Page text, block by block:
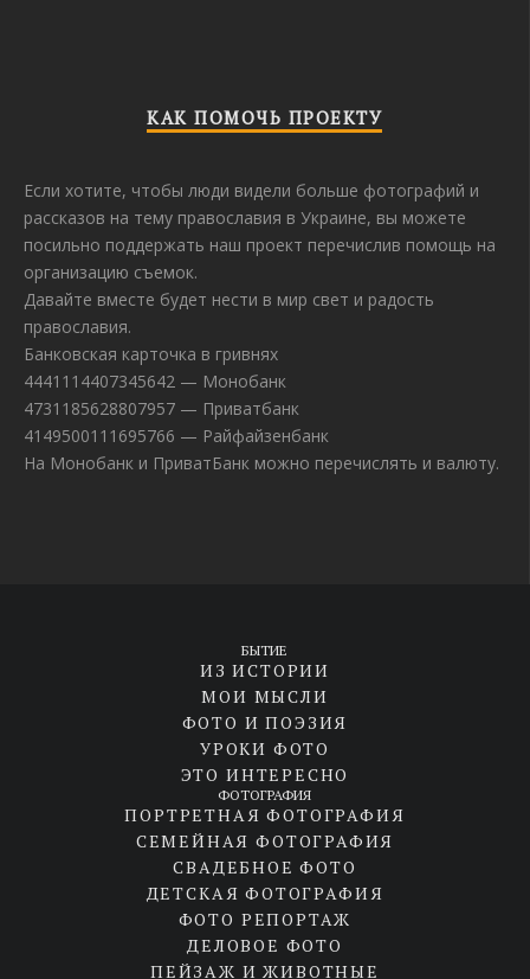
КАК ПОМОЧЬ ПРОЕКТУ
Если хотите, чтобы люди видели больше фотографий и
рассказов на тему православия в Украине, вы можете
посильно поддержать наш проект перечислив помощь на
организацию съемок.
Давайте вместе будет нести в мир свет и радость
православия.
Банковская карточка в гривнях
4441114407345642 — Монобанк
4731185628807957 — Приватбанк
4149500111695766 — Райфайзенбанк
На Монобанк и ПриватБанк можно перечислять и валюту.
БЫТИЕ
ИЗ ИСТОРИИ
МОИ МЫСЛИ
ФОТО И ПОЭЗИЯ
УРОКИ ФОТО
ЭТО ИНТЕРЕСНО
ФОТОГРАФИЯ
ПОРТРЕТНАЯ ФОТОГРАФИЯ
СЕМЕЙНАЯ ФОТОГРАФИЯ
СВАДЕБНОЕ ФОТО
ДЕТСКАЯ ФОТОГРАФИЯ
ФОТО РЕПОРТАЖ
ДЕЛОВОЕ ФОТО
ПЕЙЗАЖ И ЖИВОТНЫЕ